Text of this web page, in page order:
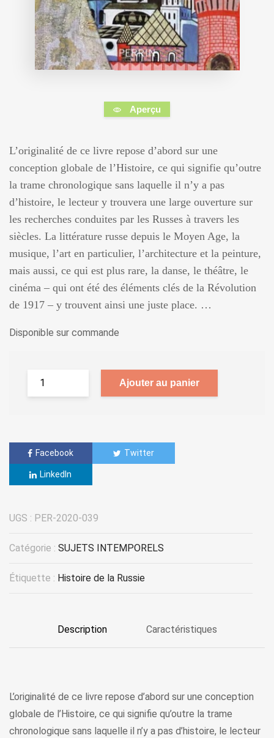
Aperçu
L’originalité de ce livre repose d’abord sur une
conception globale de l’Histoire, ce qui signifie qu’outre
la trame chronologique sans laquelle il n’y a pas
d’histoire, le lecteur y trouvera une large ouverture sur
les recherches conduites par les Russes à travers les
siècles. La littérature russe depuis le Moyen Age, la
musique, l’art en particulier, l’architecture et la peinture,
mais aussi, ce qui est plus rare, la danse, le théâtre, le
cinéma – qui ont été des éléments clés de la Révolution
de 1917 – y trouvent ainsi une juste place. …
Disponible sur commande
Ajouter au panier
Facebook Twitter
LinkedIn
UGS : PER-2020-039
Catégorie : SUJETS INTEMPORELS
Étiquette : Histoire de la Russie
Description Caractéristiques
L’originalité de ce livre repose d’abord sur une conception
globale de l’Histoire, ce qui signifie qu’outre la trame
chronologique sans laquelle il n’y a pas d’histoire, le lecteur